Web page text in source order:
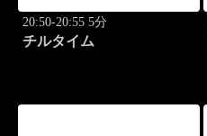
20:50-20:55 5分
チルタイム